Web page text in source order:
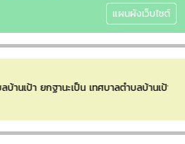
แผนผังเว็บไซต์
านเป้า ยกฐานะเป็น เทศบาลตำบลบ้านเ